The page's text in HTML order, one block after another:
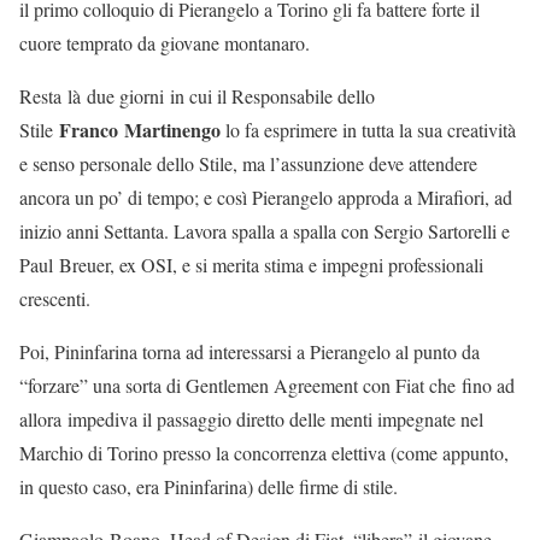
il primo colloquio di Pierangelo a Torino gli fa battere forte il
cuore temprato da giovane montanaro.
Resta là due giorni in cui il Responsabile dello
Stile Franco Martinengolo fa esprimere in tutta la sua creatività
e senso personale dello Stile, ma l’assunzione deve attendere
ancora un po’ di tempo; e così Pierangelo approda a Mirafiori, ad
inizio anni Settanta. Lavora spalla a spalla con Sergio Sartorelli e
Paul Breuer, ex OSI, e si merita stima e impegni professionali
crescenti.
Poi, Pininfarina torna ad interessarsi a Pierangelo al punto da
“forzare” una sorta di Gentlemen Agreement con Fiat che fino ad
allora impediva il passaggio diretto delle menti impegnate nel
Marchio di Torino presso la concorrenza elettiva (come appunto,
in questo caso, era Pininfarina) delle firme di stile.